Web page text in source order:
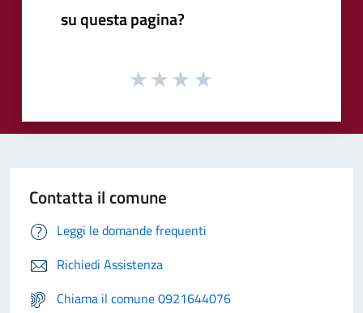
su questa pagina?
Contatta il comune
Leggi le domande frequenti
Richiedi Assistenza
Chiama il comune 0921644076